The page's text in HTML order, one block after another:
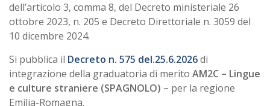
dell’articolo 3, comma 8, del Decreto ministeriale 26
ottobre 2023, n. 205 e Decreto Direttoriale n. 3059 del
10 dicembre 2024.
Si pubblica il Decreto n. 575 del.25.6.2026di
integrazione della graduatoria di merito AM2C – Lingue
e culture straniere (SPAGNOLO) – per la regione
Emilia-Romagna.